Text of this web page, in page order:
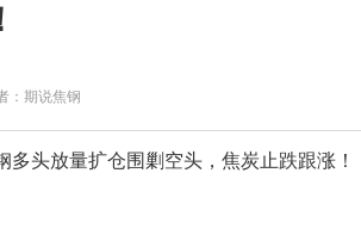
：期说焦钢
头放量扩仓围剿空头，焦炭止跌跟涨！